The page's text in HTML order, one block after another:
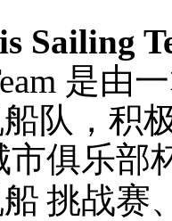
Sailing
是由
队，积
市俱乐部
挑战赛